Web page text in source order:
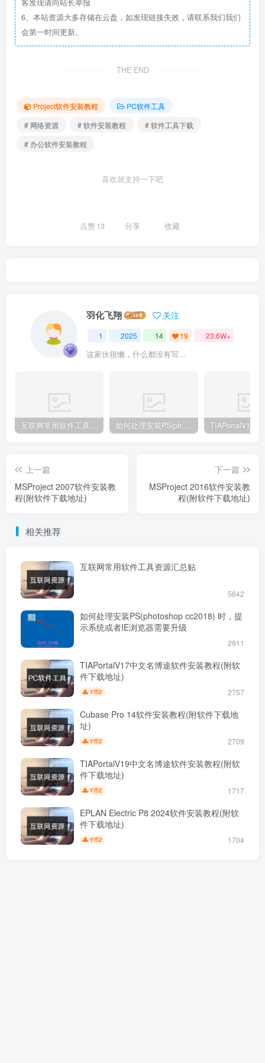
客发现请向站长举报
6、本站资源大多存储在云盘，如发现链接失效，请联系我们我们
会第一时间更新。
THE END
Project软件安装教程
PC软件工具
# 网络资源
# 软件安装教程
# 软件工具下载
# 办公软件安装教程
喜欢就支持一下吧
点赞13 分享 收藏
羽化飞翔 关注
1 2025 14 19 23.6W+
这家伙很懒，什么都没有写...
互联网常用软件工具资源汇总贴 如何处理安装PS(photoshop cc2018) 时，提示系统或者IE浏览器需要升级
上一篇
MSProject 2007软件安装教
程(附软件下载地址)
下一篇
MSProject 2016软件安装教
程(附软件下载地址)
相关推荐
互联网常用软件工具资源汇总贴
5642
如何处理安装PS(photoshop cc2018) 时，提
示系统或者IE浏览器需要升级
2911
TIAPortalV17中文名博途软件安装教程(附软
件下载地址)
Y币2 2757
Cubase Pro 14软件安装教程(附软件下载地
址)
Y币2 2709
TIAPortalV19中文名博途软件安装教程(附软
件下载地址)
Y币2 1717
EPLAN Electric P8 2024软件安装教程(附软
件下载地址)
Y币2 1704